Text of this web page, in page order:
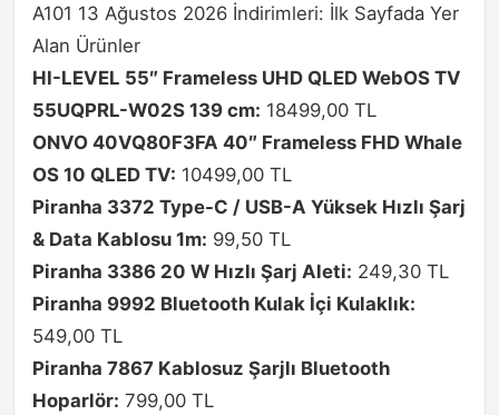
A101 13 Ağustos 2026 İndirimleri: İlk Sayfada Yer
Alan Ürünler
HI-LEVEL 55″ Frameless UHD QLED WebOS TV
55UQPRL-W02S 139 cm: 18499,00 TL
ONVO 40VQ80F3FA 40″ Frameless FHD Whale
OS 10 QLED TV: 10499,00 TL
Piranha 3372 Type-C / USB-A Yüksek Hızlı Şarj
& Data Kablosu 1m: 99,50 TL
Piranha 3386 20 W Hızlı Şarj Aleti: 249,30 TL
Piranha 9992 Bluetooth Kulak İçi Kulaklık:
549,00 TL
Piranha 7867 Kablosuz Şarjlı Bluetooth
Hoparlör: 799,00 TL